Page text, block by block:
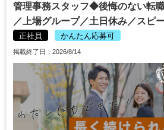
管理事務スタッフ◆後悔のない転
／上場グループ／土日休み／スピ
正社員 かんたん応募可
掲載終了日：2026/8/14